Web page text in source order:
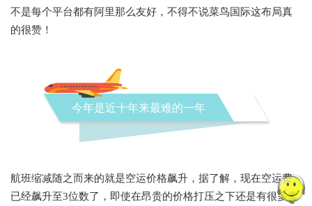
不是每个平台都有阿里那么友好，不得不说菜鸟国际这布局真
的很赞！
今年是近十年来最难的一年
航班缩减随之而来的就是空运价格飙升，据了解，现在空运费
已经飙升至3位数了，即使在昂贵的价格打压之下还是有很多卖